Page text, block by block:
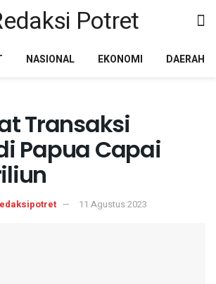
NASIONAL EKONOMI DAERAH
Transaksi
Papua Capai
11 Agustus 2023